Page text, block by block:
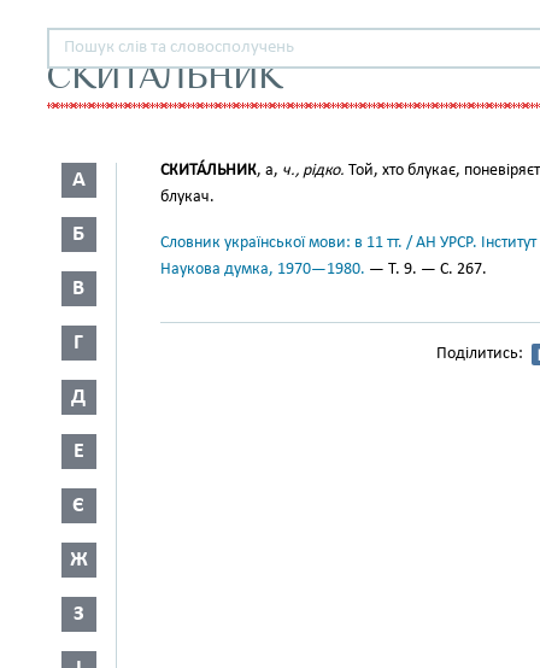
СКИТАЛЬНИК
А
Б
В
Г
Д
Е
Є
Ж
З
СКИТА́ЛЬНИК, а, ч., рідко. Той, хто блукає,
блукач.
Словник української мови: в 11 тт. / АН УРСР.
Наукова думка, 1970—1980. — Т. 9. — С. 267.
Поділитись: